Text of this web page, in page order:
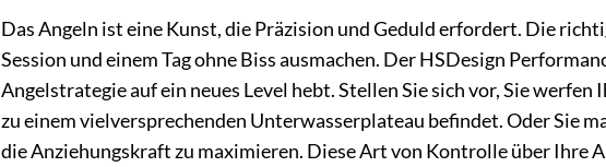
Das Angeln ist eine Kunst, die Präzision und Geduld erfordert. Die
Session und einem Tag ohne Biss ausmachen. Der HSDesign
Angelstrategie auf ein neues Level hebt. Stellen Sie sich vor, Sie
zu einem vielversprechenden Unterwasserplateau befindet. Oder Sie
die Anziehungskraft zu maximieren. Diese Art von Kontrolle über Ihre